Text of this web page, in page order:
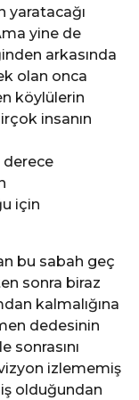
yaratacağı
yine de
arkasında
olan onca
köylülerin
insanın
derece
için
bu sabah geç
sonra biraz
kalmalığına
dedesinin
sonrasını
izlememiş
olduğundan